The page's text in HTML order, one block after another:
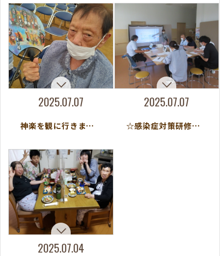
2025.07.07
神楽を観に行きました
2025.07.07
☆感染症対策研修を行いました☆
2025.07.04